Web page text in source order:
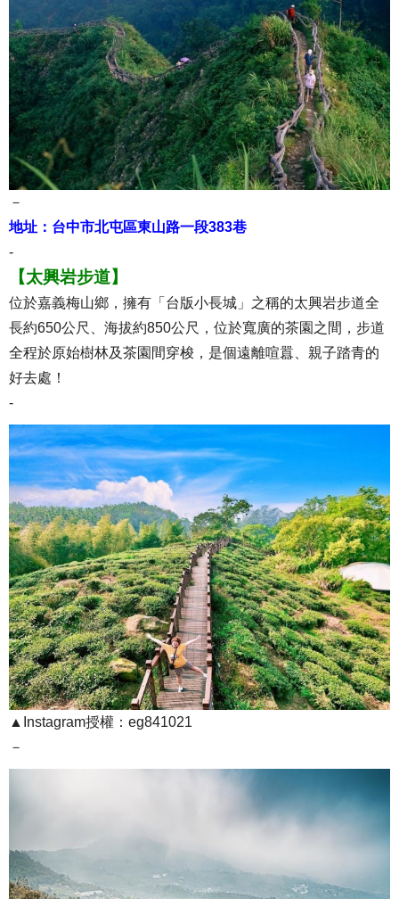
－
地址：台中市北屯區東山路一段383巷
-
【太興岩步道】
位於嘉義梅山鄉，擁有「台版小長城」之稱的太興岩步道全
長約650公尺、海拔約850公尺，位於寬廣的茶園之間，步道
全程於原始樹林及茶園間穿梭，是個遠離喧囂、親子踏青的
好去處！
-
▲Instagram授權：eg841021
－